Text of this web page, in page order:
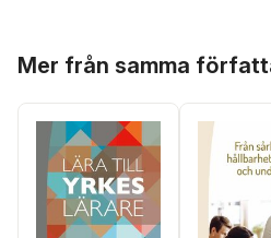
Mer från samma